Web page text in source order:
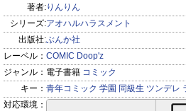
著者:りんりん
シリーズ:アオハルハラスメント
出版社:ぶんか社
レーベル： COMIC Doop'z
ジャンル： 電子書籍 コミック
キー： 青年コミック 学園 同級生 ツンデレ
対応環境：